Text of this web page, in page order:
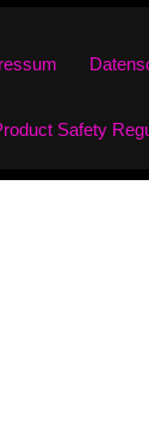
Safety